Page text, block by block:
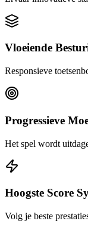
Vloeiende
Responsieve
Progressieve
Het spel wordt
Hoogste Score
Volg je beste